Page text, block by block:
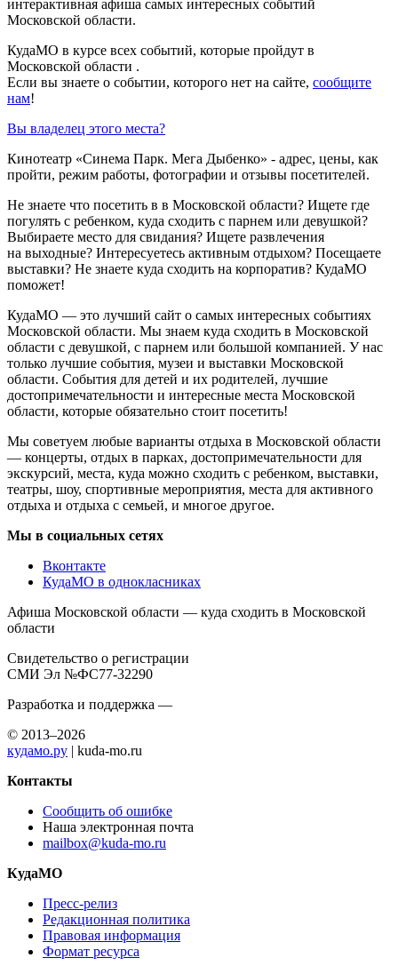
интерактивная афиша самых интересных событий
Московской области.
КудаМО в курсе всех событий, которые пройдут в
Московской области .
Если вы знаете о событии, которого нет на сайте, сообщите
нам!
Вы владелец этого места?
Кинотеатр «Синема Парк. Мега Дыбенко» - адрес, цены, как
пройти, режим работы, фотографии и отзывы посетителей.
Не знаете что посетить в в Московской области? Ищете где
погулять с ребенком, куда сходить с парнем или девушкой?
Выбираете место для свидания? Ищете развлечения
на выходные? Интересуетесь активным отдыхом? Посещаете
выставки? Не знаете куда сходить на корпоратив? КудаМО
поможет!
КудаМО — это лучший сайт о самых интересных событиях
Московской области. Мы знаем куда сходить в Московской
области с девушкой, с парнем или большой компанией. У нас
только лучшие события, музеи и выставки Московской
области. События для детей и их родителей, лучшие
достопримечательности и интересные места Московской
области, которые обязательно стоит посетить!
Мы советуем любые варианты отдыха в Московской области
— концерты, отдых в парках, достопримечательности для
экскурсий, места, куда можно сходить с ребенком, выставки,
театры, шоу, спортивные мероприятия, места для активного
отдыха и отдыха с семьей, и многое другое.
Мы в социальных сетях
Вконтакте
КудаМО в однокласниках
Афиша Московской области — куда сходить в Московской
области
Свидетельство о регистрации
СМИ Эл №ФС77-32290
Разработка и поддержка —
© 2013–2026
кудамо.ру | kuda-mo.ru
Контакты
Сообщить об ошибке
Наша электронная почта
mailbox@kuda-mo.ru
КудаМО
Пресс-релиз
Редакционная политика
Правовая информация
Формат ресурса